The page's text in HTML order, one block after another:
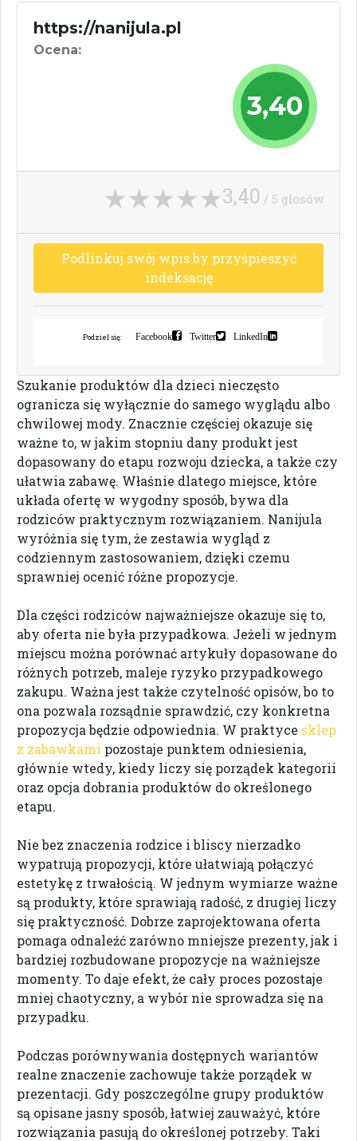
https://nanijula.pl
Ocena:
3,40
3,40 / 5 głosów
Podlinkuj swój wpisby przyśpieszyć
indeksację
Podziel się: Facebook Twitter LinkedIn
Szukanie produktów dla dzieci nieczęsto
ogranicza się wyłącznie do samego wyglądu albo
chwilowej mody. Znacznie częściej okazuje się
ważne to, w jakim stopniu dany produkt jest
dopasowany do etapu rozwoju dziecka, a także czy
ułatwia zabawę. Właśnie dlatego miejsce, które
układa ofertę w wygodny sposób, bywa dla
rodziców praktycznym rozwiązaniem. Nanijula
wyróżnia się tym, że zestawia wygląd z
codziennym zastosowaniem, dzięki czemu
sprawniej ocenić różne propozycje.
Dla części rodziców najważniejsze okazuje się to,
aby oferta nie była przypadkowa. Jeżeli w jednym
miejscu można porównać artykuły dopasowane do
różnych potrzeb, maleje ryzyko przypadkowego
zakupu. Ważna jest także czytelność opisów, bo to
ona pozwala rozsądnie sprawdzić, czy konkretna
propozycja będzie odpowiednia. W praktyce sklep
z zabawkami pozostaje punktem odniesienia,
głównie wtedy, kiedy liczy się porządek kategorii
oraz opcja dobrania produktów do określonego
etapu.
Nie bez znaczenia rodzice i bliscy nierzadko
wypatrują propozycji, które ułatwiają połączyć
estetykę z trwałością. W jednym wymiarze ważne
są produkty, które sprawiają radość, z drugiej liczy
się praktyczność. Dobrze zaprojektowana oferta
pomaga odnaleźć zarówno mniejsze prezenty, jak i
bardziej rozbudowane propozycje na ważniejsze
momenty. To daje efekt, że cały proces pozostaje
mniej chaotyczny, a wybór nie sprowadza się na
przypadku.
Podczas porównywania dostępnych wariantów
realne znaczenie zachowuje także porządek w
prezentacji. Gdy poszczególne grupy produktów
są opisane jasny sposób, łatwiej zauważyć, które
rozwiązania pasują do określonej potrzeby. Taki